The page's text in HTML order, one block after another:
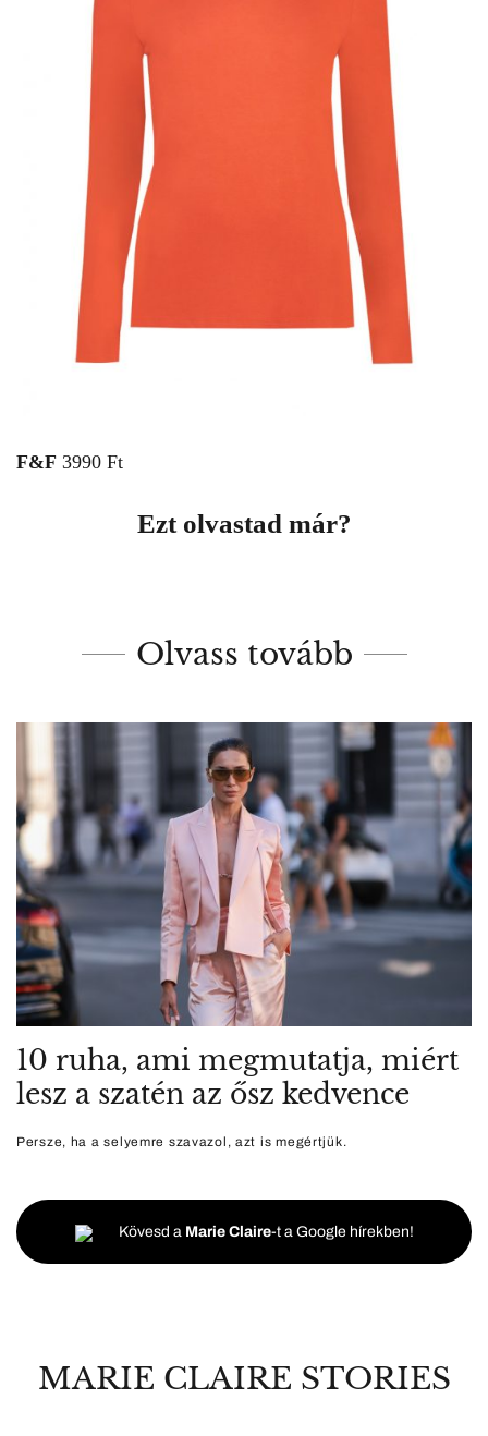
F&F 3990 Ft
Ezt olvastad már?
Olvass tovább
10 ruha, ami megmutatja, miért
lesz a szatén az ősz kedvence
Persze, ha a selyemre szavazol, azt is megértjük.
Kövesd a Marie Claire-t a Google hírekben!
MARIE CLAIRE STORIES